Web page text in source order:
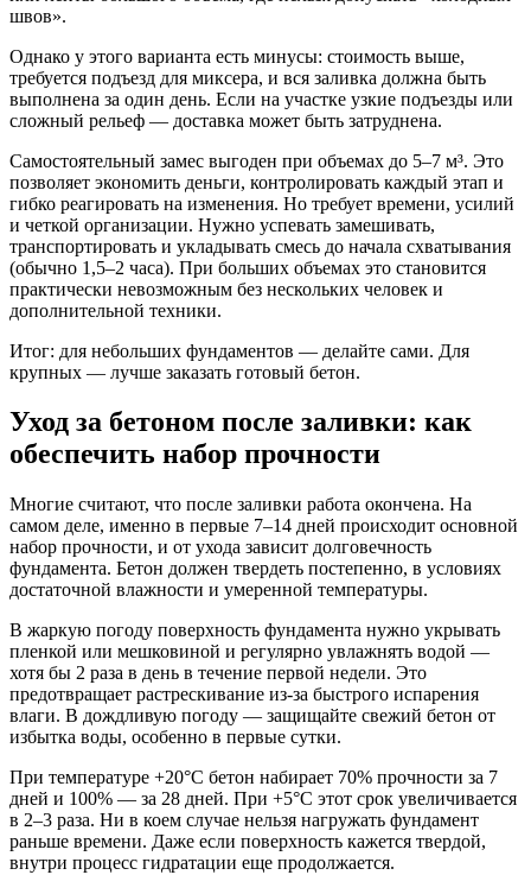
швов».
Однако у этого варианта есть минусы: стоимость выше,
требуется подъезд для миксера, и вся заливка должна быть
выполнена за один день. Если на участке узкие подъезды или
сложный рельеф — доставка может быть затруднена.
Самостоятельный замес выгоден при объемах до 5–7 м³. Это
позволяет экономить деньги, контролировать каждый этап и
гибко реагировать на изменения. Но требует времени, усилий
и четкой организации. Нужно успевать замешивать,
транспортировать и укладывать смесь до начала схватывания
(обычно 1,5–2 часа). При больших объемах это становится
практически невозможным без нескольких человек и
дополнительной техники.
Итог: для небольших фундаментов — делайте сами. Для
крупных — лучше заказать готовый бетон.
Уход за бетоном после заливки: как
обеспечить набор прочности
Многие считают, что после заливки работа окончена. На
самом деле, именно в первые 7–14 дней происходит основной
набор прочности, и от ухода зависит долговечность
фундамента. Бетон должен твердеть постепенно, в условиях
достаточной влажности и умеренной температуры.
В жаркую погоду поверхность фундамента нужно укрывать
пленкой или мешковиной и регулярно увлажнять водой —
хотя бы 2 раза в день в течение первой недели. Это
предотвращает растрескивание из-за быстрого испарения
влаги. В дождливую погоду — защищайте свежий бетон от
избытка воды, особенно в первые сутки.
При температуре +20°C бетон набирает 70% прочности за 7
дней и 100% — за 28 дней. При +5°C этот срок увеличивается
в 2–3 раза. Ни в коем случае нельзя нагружать фундамент
раньше времени. Даже если поверхность кажется твердой,
внутри процесс гидратации еще продолжается.